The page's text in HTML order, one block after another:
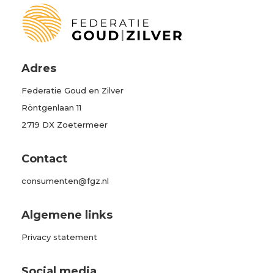
Adres
Federatie Goud en Zilver
Röntgenlaan 11
2719 DX Zoetermeer
Contact
consumenten@fgz.nl
Algemene links
Privacy statement